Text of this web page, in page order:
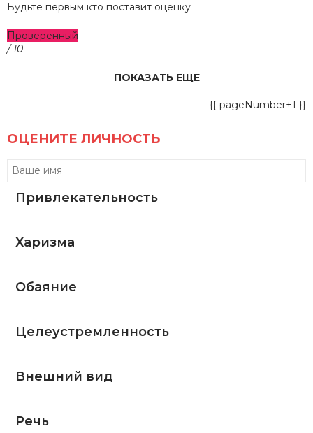
Будьте первым кто поставит оценку
Проверенный
/ 10
ПОКАЗАТЬ ЕЩЕ
{{ pageNumber+1 }}
ОЦЕНИТЕ ЛИЧНОСТЬ
Привлекательность
Харизма
Обаяние
Целеустремленность
Внешний вид
Речь